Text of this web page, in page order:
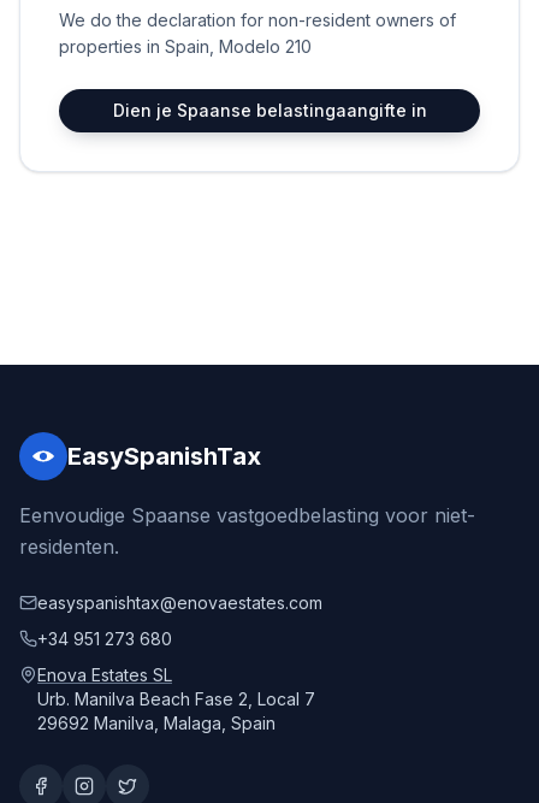
We do the declaration for non-resident owners of
properties in Spain, Modelo 210
Dien je Spaanse belastingaangifte in
EasySpanishTax
Eenvoudige Spaanse vastgoedbelasting voor niet-
residenten.
easyspanishtax@enovaestates.com
+34 951 273 680
Enova Estates SL
Urb. Manilva Beach Fase 2, Local 7
29692 Manilva, Malaga, Spain